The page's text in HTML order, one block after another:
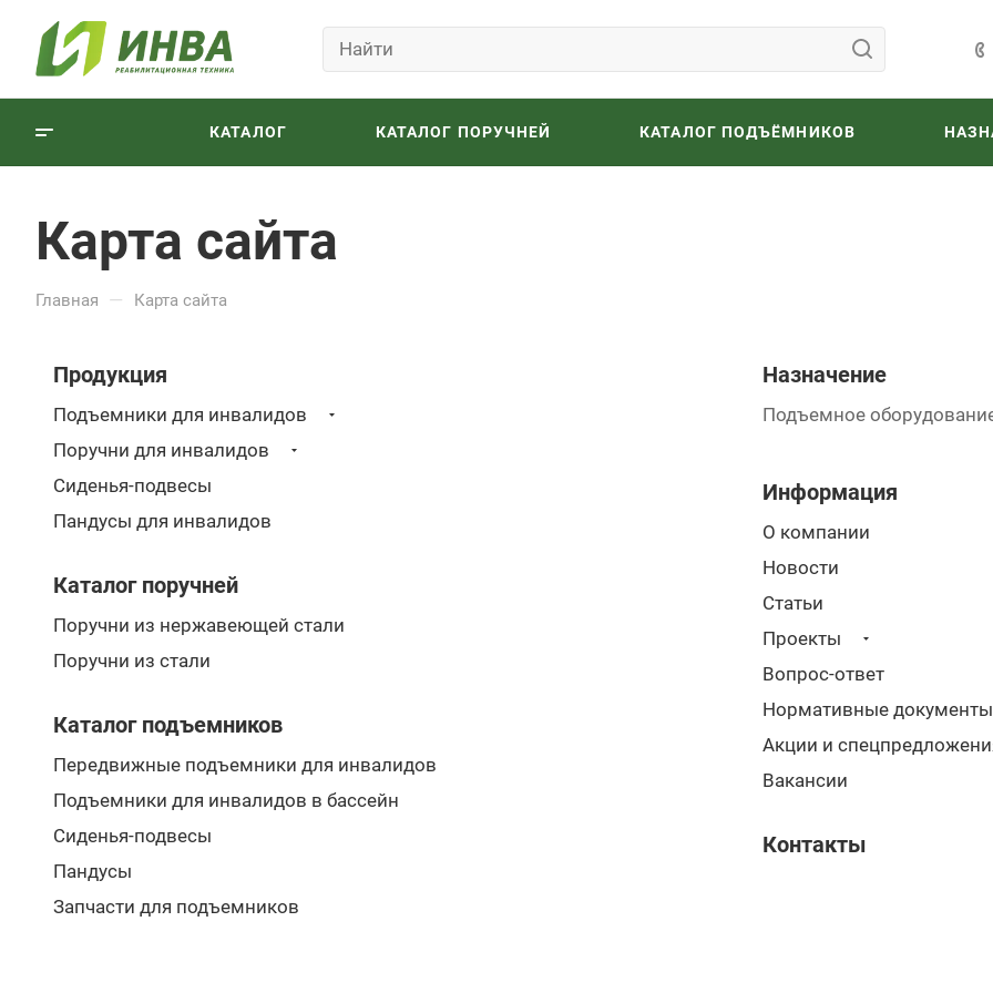
КАТАЛОГ КАТАЛОГ ПОРУЧНЕЙ КАТАЛОГ ПОДЪЁМНИКОВ
Карта сайта
Главная — Карта сайта
Продукция
Подъемники для инвалидов
Поручни для инвалидов
Сиденья-подвесы
Пандусы для инвалидов
Каталог поручней
Поручни из нержавеющей стали
Поручни из стали
Каталог подъемников
Передвижные подъемники для инвалидов
Подъемники для инвалидов в бассейн
Сиденья-подвесы
Пандусы
Запчасти для подъемников
Назначение
Подъемное
Информация
О компании
Новости
Статьи
Проекты
Вопрос-ответ
Нормативные документы
Акции и
Вакансии
Контакты